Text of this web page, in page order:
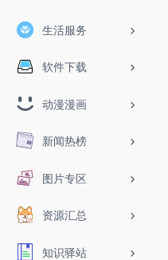
生活服务
软件下载
动漫漫画
新闻热榜
图片专区
资源汇总
知识驿站